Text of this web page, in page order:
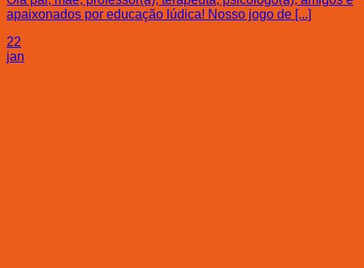
apaixonados por educação lúdica! Nosso jogo de [...]
22
jan